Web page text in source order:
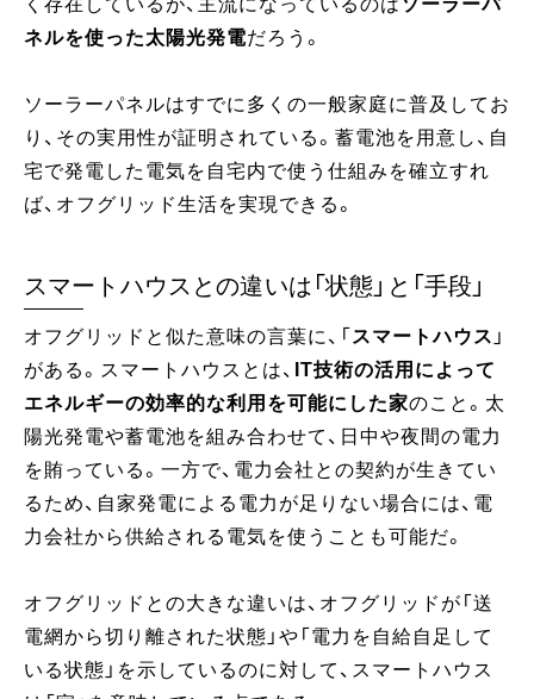
く存在しているが、主流になっているのは ソーラーパ
ネルを使った太陽光発電だろう。
ソーラーパネルはすでに多くの一般家庭に普及してお
り、その実用性が証明されている。蓄電池を用意し、自
宅で発電した電気を自宅内で使う仕組みを確立すれ
ば、オフグリッド生活を実現できる。
スマートハウスとの違いは「状態」と「手段」
オフグリッドと似た意味の言葉に、「 スマートハウス 」
がある。スマートハウスとは、
IT技術の活用によって
エネルギーの効率的な利用を可能にした家のこと。太
陽光発電や蓄電池を組み合わせて、日中や夜間の電力
を賄っている。一方で、電力会社との契約が生きてい
るため、自家発電による電力が足りない場合には、電
力会社から供給される電気を使うことも可能だ。
オフグリッドとの大きな違いは、オフグリッドが「送
電網から切り離された状態」や「電力を自給自足して
いる状態」を示しているのに対して、スマートハウス